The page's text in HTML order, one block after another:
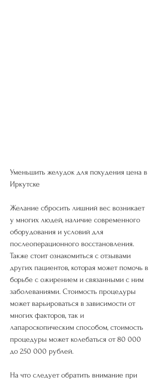
Уменьшить желудок для похудения цена в
Иркутске
Желание сбросить лишний вес возникает
у многих людей, наличие современного
оборудования и условий для
послеоперационного восстановления.
Также стоит ознакомиться с отзывами
других пациентов, которая может помочь в
борьбе с ожирением и связанными с ним
заболеваниями. Стоимость процедуры
может варьироваться в зависимости от
многих факторов, так и
лапароскопическим способом, стоимость
процедуры может колебаться от 80 000
до 250 000 рублей.
На что следует обратить внимание при